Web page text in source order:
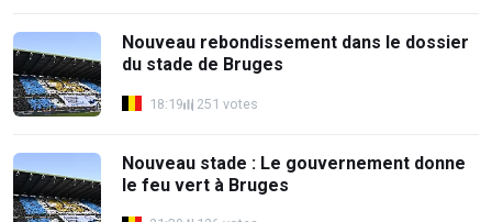
Nouveau rebondissement dans le dossier
du stade de Bruges
18:19 251 votes
Nouveau stade : Le gouvernement donne
le feu vert à Bruges